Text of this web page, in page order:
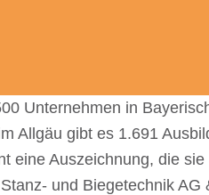
Unter­neh­men in
Allgäu gibt es 1.691
eine Auszeich­nung, die
und Biege­tech­nik